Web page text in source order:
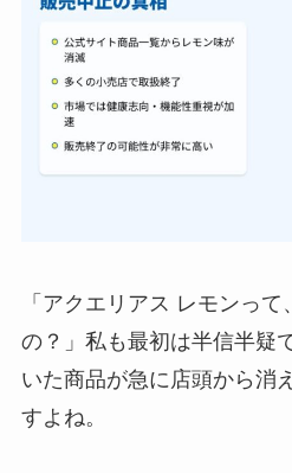
「アクエリアス レモンっ
の？」私も最初は半信半疑
いた商品が急に店頭から消
すよね。